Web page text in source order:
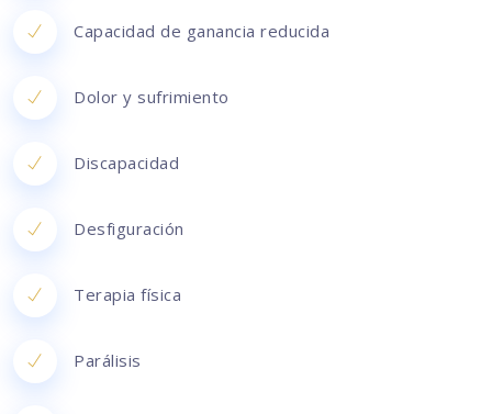
Capacidad de ganancia reducida
Dolor y sufrimiento
Discapacidad
Desfiguración
Terapia física
Parálisis